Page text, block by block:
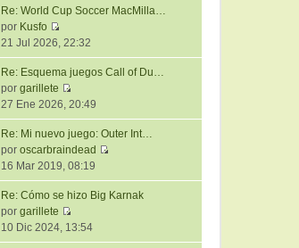
a
j
e
m
n
s
a
j
e
t
i
m
o
m
e
n
s
a
j
e
Re: World Cup Soccer MacMilla…
por Kusfo
V
e
r
ú
l
t
i
m
o
m
e
n
s
21 Jul 2026, 22:32
Re: Esquema juegos Call of Du…
porgarillete
V
e
r
ú
l
t
i
o
m
27 Ene 2026, 20:49
Re: Mi nuevo juego: Outer Int…
poroscarbraindead
e
r
t
16 Mar 2019, 08:19
Re: Cómo se hizo Big Karnak
porgarillete
V
e
10 Dic 2024, 13:54